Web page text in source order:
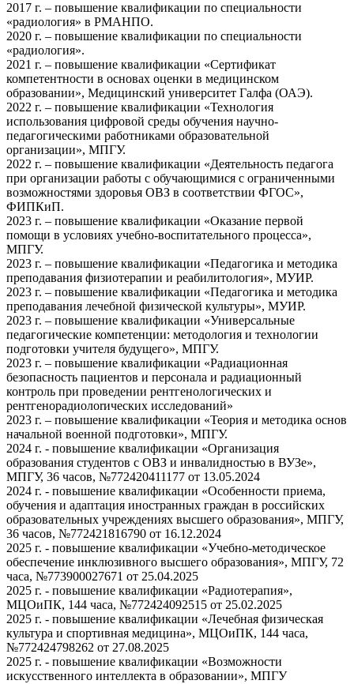
2017 г. – повышение квалификации по специальности
«радиология» в РМАНПО.
2020 г. – повышение квалификации по специальности
«радиология».
2021 г. – повышение квалификации «Сертификат
компетентности в основах оценки в медицинском
образовании», Медицинский университет Галфа (ОАЭ).
2022 г. – повышение квалификации «Технология
использования цифровой среды обучения научно-
педагогическими работниками образовательной
организации», МПГУ.
2022 г. – повышение квалификации «Деятельность педагога
при организации работы с обучающимися с ограниченными
возможностями здоровья ОВЗ в соответствии ФГОС»,
ФИПКиП.
2023 г. – повышение квалификации «Оказание первой
помощи в условиях учебно-воспитательного процесса»,
МПГУ.
2023 г. – повышение квалификации «Педагогика и методика
преподавания физиотерапии и реабилитология», МУИР.
2023 г. – повышение квалификации «Педагогика и методика
преподавания лечебной физической культуры», МУИР.
2023 г. – повышение квалификации «Универсальные
педагогические компетенции: методология и технологии
подготовки учителя будущего», МПГУ.
2023 г. – повышение квалификации «Радиационная
безопасность пациентов и персонала и радиационный
контроль при проведении рентгенологических и
рентгенорадиолоrических исследований»
2023 г. – повышение квалификации «Теория и методика основ
начальной военной подготовки», МПГУ.
2024 г. - повышение квалификации «Организация
образования студентов с ОВЗ и инвалидностью в ВУЗе»,
МПГУ, 36 часов, №772420411177 от 13.05.2024
2024 г. - повышение квалификации «Особенности приема,
обучения и адаптация иностранных граждан в российских
образовательных учреждениях высшего образования», МПГУ,
36 часов, №772421816790 от 16.12.2024
2025 г. - повышение квалификации «Учебно-методическое
обеспечение инклюзивного высшего образования», МПГУ, 72
часа, №773900027671 от 25.04.2025
2025 г. - повышение квалификации «Радиотерапия»,
МЦОиПК, 144 часа, №772424092515 от 25.02.2025
2025 г. - повышение квалификации «Лечебная физическая
культура и спортивная медицина», МЦОиПК, 144 часа,
№772424798262 от 27.08.2025
2025 г. - повышение квалификации «Возможности
искусственного интеллекта в образовании», МПГУ